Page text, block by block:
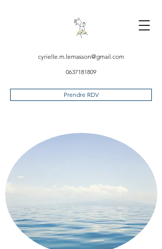
cyrielle.m.lemasson@gmail.com
0637181809
Prendre RDV